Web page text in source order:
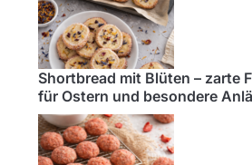
Shortbread mit Blüten – zarte
für Ostern und besondere